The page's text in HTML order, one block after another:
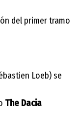
del primer tramo
Loeb) se
The Dacia